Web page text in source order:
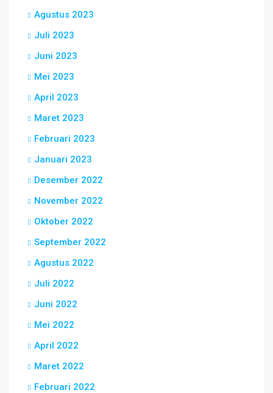
Agustus 2023
Juli 2023
Juni 2023
Mei 2023
April 2023
Maret 2023
Februari 2023
Januari 2023
Desember 2022
November 2022
Oktober 2022
September 2022
Agustus 2022
Juli 2022
Juni 2022
Mei 2022
April 2022
Maret 2022
Februari 2022